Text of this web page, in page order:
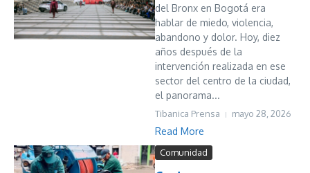
del Bronx en Bogotá era
hablar de miedo, violencia,
abandono y dolor. Hoy, diez
años después de la
intervención realizada en ese
sector del centro de la ciudad,
el panorama...
Tibanica Prensa mayo 28, 2026
Read More
Comunidad